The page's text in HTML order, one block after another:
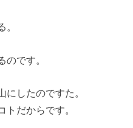
。
のです。
にしたのですた。
トだからです。